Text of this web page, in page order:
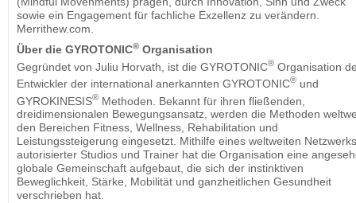
sowie ein Engagement für fachliche Exzellenz zu verändern.
Merrithew.com.
Über die GYROTONIC® Organisation
Gegründet von Juliu Horvath, ist die GYROTONIC® Organisation
Entwickler der international anerkannten GYROTONIC® und
GYROKINESIS® Methoden. Bekannt für ihren fließenden,
dreidimensionalen Bewegungsansatz, werden die Methoden
den Bereichen Fitness, Wellness, Rehabilitation und
Leistungssteigerung eingesetzt. Mithilfe eines weltweiten Netzwerks
autorisierter Studios und Trainer hat die Organisation eine
globale Gemeinschaft aufgebaut, die sich der instinktiven
Beweglichkeit, Stärke, Mobilität und ganzheitlichen Gesundheit
verschrieben hat.